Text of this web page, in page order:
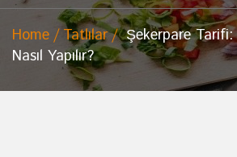
Home Tatlılar
Şekerpare Tarifi:
Nasıl Yapılır?